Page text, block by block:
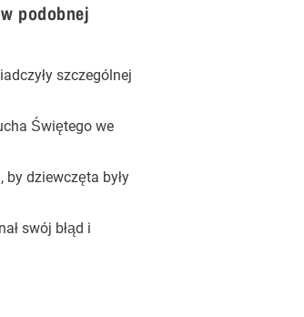
podobnej
szczególnej
Świętego we
by dziewczęta były
swój błąd i